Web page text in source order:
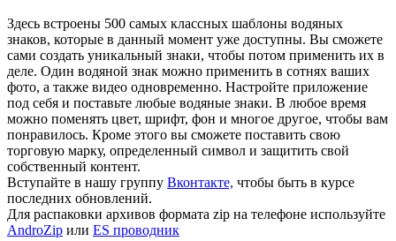
Здесь встроены 500 самых классных шаблоны водяных
знаков, которые в данный момент уже доступны. Вы сможете
сами создать уникальный знаки, чтобы потом применить их в
деле. Один водяной знак можно применить в сотнях ваших
фото, а также видео одновременно. Настройте приложение
под себя и поставьте любые водяные знаки. В любое время
можно поменять цвет, шрифт, фон и многое другое, чтобы вам
понравилось. Кроме этого вы сможете поставить свою
торговую марку, определенный символ и защитить свой
собственный контент.
Вступайте в нашу группу Вконтакте, чтобы быть в курсе
последних обновлений.
Для распаковки архивов формата zip на телефоне используйте
AndroZip или ES проводник